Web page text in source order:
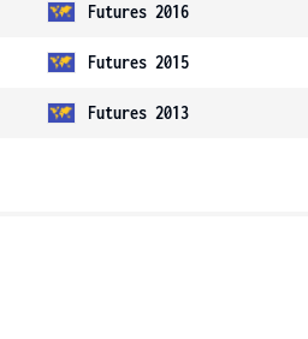
Futures 2016
Futures 2015
Futures 2013